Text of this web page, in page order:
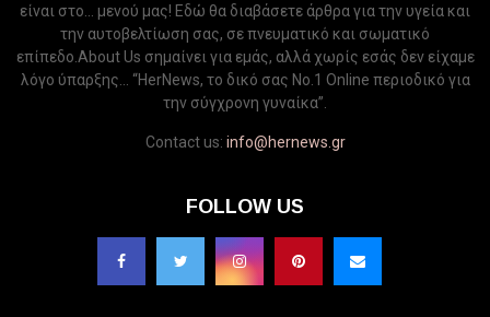
είναι στο... μενού μας! Εδώ θα διαβάσετε άρθρα για την υγεία και
την αυτοβελτίωση σας, σε πνευματικό και σωματικό
επίπεδο.About Us σημαίνει για εμάς, αλλά χωρίς εσάς δεν είχαμε
λόγο ύπαρξης... “HerNews, το δικό σας Νo.1 Online περιοδικό για
την σύγχρονη γυναίκα”.
Contact us: info@hernews.gr
FOLLOW US